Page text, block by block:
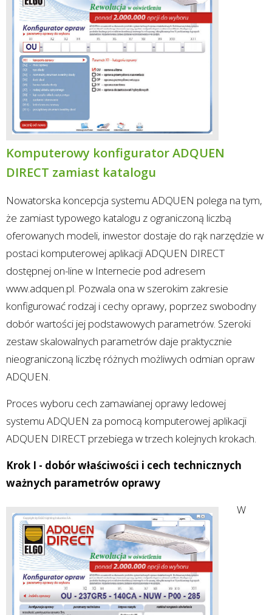
Komputerowy konfigurator ADQUEN
DIRECT zamiast katalogu
Nowatorska koncepcja systemu ADQUEN polega na tym,
że zamiast typowego katalogu z ograniczoną liczbą
oferowanych modeli, inwestor dostaje do rąk narzędzie w
postaci komputerowej aplikacji ADQUEN DIRECT
dostępnej on-line w Internecie pod adresem
www.adquen.pl. Pozwala ona w szerokim zakresie
konfigurować rodzaj i cechy oprawy, poprzez swobodny
dobór wartości jej podstawowych parametrów. Szeroki
zestaw skalowalnych parametrów daje praktycznie
nieograniczoną liczbę różnych możliwych odmian opraw
ADQUEN.
Proces wyboru cech zamawianej oprawy ledowej
systemu ADQUEN za pomocą komputerowej aplikacji
ADQUEN DIRECT przebiega w trzech kolejnych krokach.
Krok I - dobór właściwości i cech technicznych
ważnych parametrów oprawy
W